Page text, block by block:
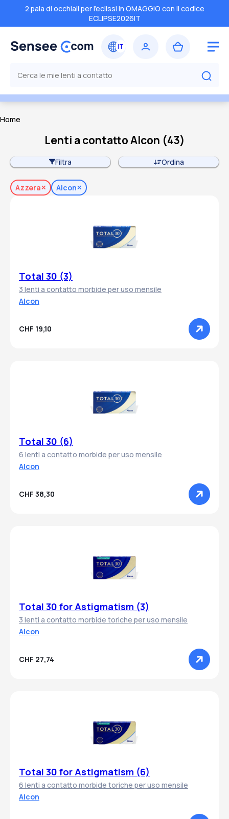
2 paia di occhiali per l'eclissi in OMAGGIO con il codice
ECLIPSE2026IT
Home
Lenti a contatto Alcon (43)
Filtra Ordina
Azzera Alcon
Total 30 (3)
3 lenti a contatto morbide per uso mensile
Alcon
CHF 19,10
Total 30 (6)
6 lenti a contatto morbide per uso mensile
Alcon
CHF 38,30
Total 30 for Astigmatism (3)
3 lenti a contatto morbide toriche per uso mensile
Alcon
CHF 27,74
Total 30 for Astigmatism (6)
6 lenti a contatto morbide toriche per uso mensile
Alcon